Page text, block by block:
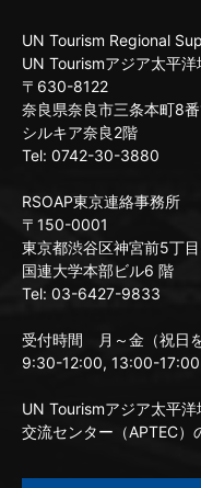
UN Tourism Regional
UN Tourismアジア太平
〒630-8122
奈良県奈良市三条本町8
シルキア奈良2階
Tel: 0742-30-3880
RSOAP東京連絡事務所
〒150-0001
東京都渋谷区神宮前5丁
国連大学本部ビル6 階
Tel: 03-6427-9833
受付時間 月～金（祝日を
9:30-12:00, 13:00-17:00
UN Tourismアジア太平
交流センター（APTEC）